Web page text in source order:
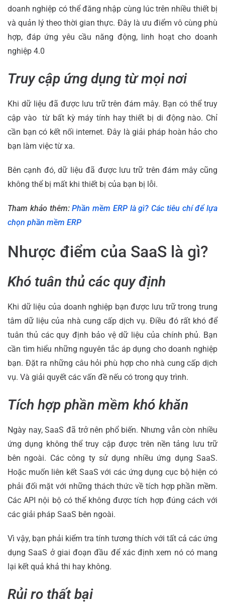
doanh nghiệp có thể đăng nhập cùng lúc trên nhiều thiết bị
và quản lý theo thời gian thực. Đây là ưu điểm vô cùng phù
hợp, đáp ứng yêu cầu năng động, linh hoạt cho doanh
nghiệp 4.0
Truy cập ứng dụng từ mọi nơi
Khi dữ liệu đã được lưu trữ trên đám mây. Bạn có thể truy
cập vào từ bất kỳ máy tính hay thiết bị di động nào. Chỉ
cần bạn có kết nối internet. Đây là giải pháp hoàn hảo cho
bạn làm việc từ xa.
Bên cạnh đó, dữ liệu đã được lưu trữ trên đám mây cũng
không thể bị mất khi thiết bị của bạn bị lỗi.
Tham khảo thêm:Phần mềm ERP là gì? Các tiêu chí để lựa
chọn phần mềm ERP
Nhược điểm của SaaS là gì?
Khó tuân thủ các quy định
Khi dữ liệu của doanh nghiệp bạn được lưu trữ trong trung
tâm dữ liệu của nhà cung cấp dịch vụ. Điều đó rất khó để
tuân thủ các quy định bảo vệ dữ liệu của chính phủ. Bạn
cần tìm hiểu những nguyên tắc áp dụng cho doanh nghiệp
bạn. Đặt ra những câu hỏi phù hợp cho nhà cung cấp dịch
vụ. Và giải quyết các vấn đề nếu có trong quy trình.
Tích hợp phần mềm khó khăn
Ngày nay, SaaS đã trở nên phổ biến. Nhưng vẫn còn nhiều
ứng dụng không thể truy cập được trên nền tảng lưu trữ
bên ngoài. Các công ty sử dụng nhiều ứng dụng SaaS.
Hoặc muốn liên kết SaaS với các ứng dụng cục bộ hiện có
phải đối mặt với những thách thức về tích hợp phần mềm.
Các API nội bộ có thể không được tích hợp đúng cách với
các giải pháp SaaS bên ngoài.
Vì vậy, bạn phải kiểm tra tính tương thích với tất cả các ứng
dụng SaaS ở giai đoạn đầu để xác định xem nó có mang
lại kết quả khả thi hay không.
Rủi ro thất bại